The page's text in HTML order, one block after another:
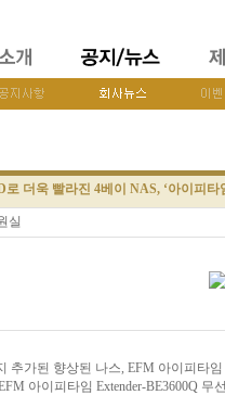
로 더욱 빨라진 4베이 NAS, ‘아이피타
실
추가된 향상된 나스, EFM 아이피타임
아이피타임 Extender-BE3600Q 무